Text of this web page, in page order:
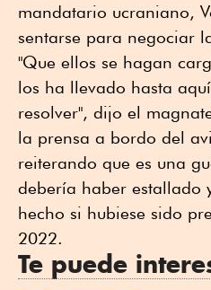
mandatario ucraniano,
sentarse para negociar
"Que ellos se hagan
los ha llevado hasta
resolver", dijo el
la prensa a bordo del
reiterando que es una
debería haber estallado
hecho si hubiese sido
2022.
Te puede